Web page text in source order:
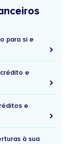
para si e
e
e
à sua